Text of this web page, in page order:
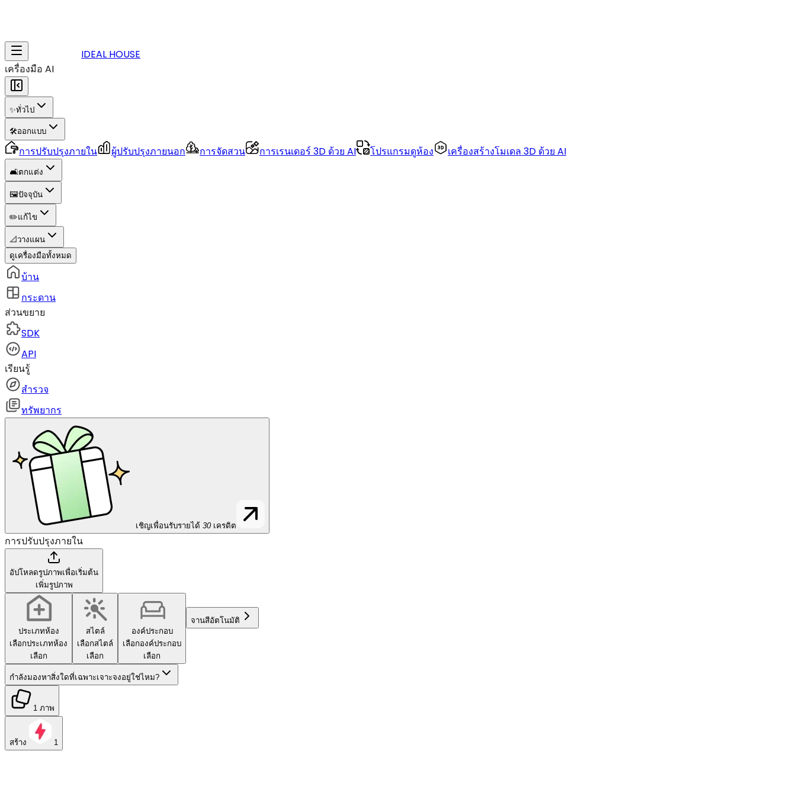
IDEAL HOUSE
เครื่องมือ AI
✨ทั่วไป
🛠️ออกแบบ
การปรับปรุงภายใน ผู้ปรับปรุงภายนอก การจัดสวน การเรนเดอร์ 3D ด้วย AI โปรแกรมดูห้อง เครื่องสร้างโมเดล 3D ด้วย AI
🛋️ตกแต่ง
🖼️ปัจจุบัน
✏️แก้ไข
📐วางแผน
ดูเครื่องมือทั้งหมด
บ้าน
กระดาน
ส่วนขยาย
SDK
API
เรียนรู้
สำรวจ
ทรัพยากร
เชิญเพื่อนรับรายได้ 30 เครดิต
การปรับปรุงภายใน
อัปโหลดรูปภาพเพื่อเริ่มต้น
เพิ่มรูปภาพ
ประเภทห้อง
เลือกประเภทห้อง
เลือก
สไตล์
เลือกสไตล์
เลือก
องค์ประกอบ
เลือกองค์ประกอบ
เลือก
จานสีอัตโนมัติ
กำลังมองหาสิ่งใดที่เฉพาะเจาะจงอยู่ใช่ไหม?
1 ภาพ
สร้าง 1